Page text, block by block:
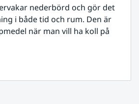
nederbörd och gör det
i både tid och rum. Den är
när man vill ha koll på